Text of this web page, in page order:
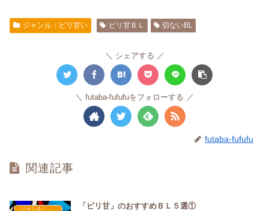
ジャンル：ピリ甘い ピリ甘ＢＬ 切ないBL
シェアする
futaba-fufufuをフォローする
futaba-fufufu
関連記事
「ピリ甘」のおすすめＢＬ５選①